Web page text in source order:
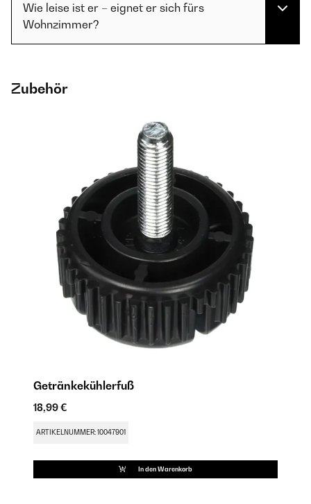
Wie leise ist er – eignet er sich fürs
Wohnzimmer?
Zubehör
Getränkekühlerfuß
18,99 €
ARTIKELNUMMER: 10047901
In den Warenkorb